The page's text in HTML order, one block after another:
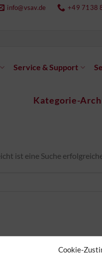
Cookie-
info@vsav.de +49 7138
Service & Support
Kategorie-
ist eine Suche